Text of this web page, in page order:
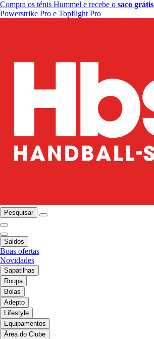
Compra os ténis Hummel e recebe o saco grátis
Powerstrike Pro e Topflight Pro
Pesquisar
Saldos
Boas ofertas
Novidades
Sapatilhas
Roupa
Bolas
Adepto
Lifestyle
Equipamentos
Área do Clube